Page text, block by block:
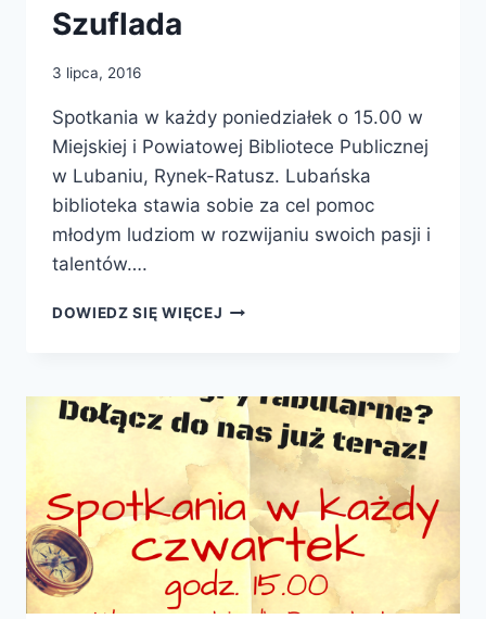
Szuflada
3 lipca, 2016
Spotkania w każdy poniedziałek o 15.00 w
Miejskiej i Powiatowej Bibliotece Publicznej
w Lubaniu, Rynek-Ratusz. Lubańska
biblioteka stawia sobie za cel pomoc
młodym ludziom w rozwijaniu swoich pasji i
talentów….
DOWIEDZ SIĘ WIĘCEJ GRUPA